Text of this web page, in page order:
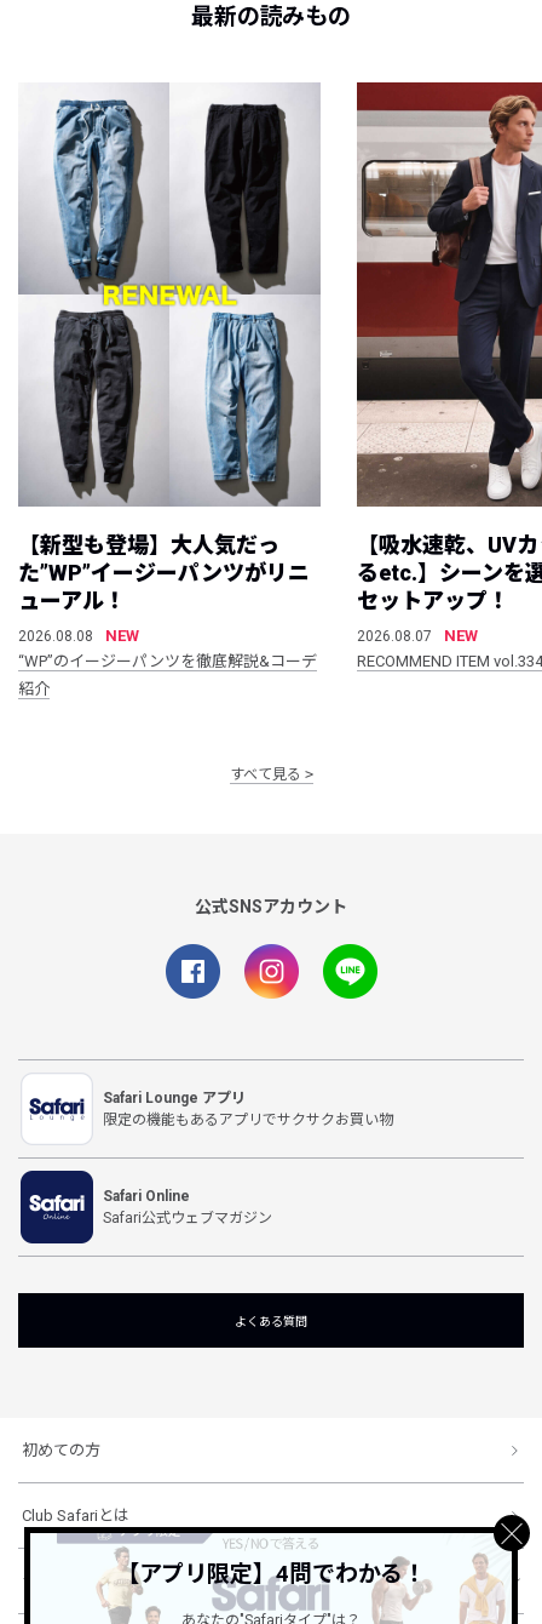
最新の読みもの
【新型も登場】大人気だっ
た”WP”イージーパンツがリニ
ューアル！
2026.08.08
NEW
“WP”のイージーパンツを徹底解説&コーデ
紹介
【吸水速乾、UV
るetc.】シーンを
セットアップ！
2026.08.07
NEW
RECOMMEND ITEM vol.334
すべて見る
公式SNSアカウント
Safari Lounge アプリ
限定の機能もあるアプリでサクサクお買い物
Safari Online
Safari公式ウェブマガジン
よくある質問
初めての方
Club Safariとは
ショッピングガイド【アプリ限定】4問でわかる！
あなたの"Safariタイプ"は？